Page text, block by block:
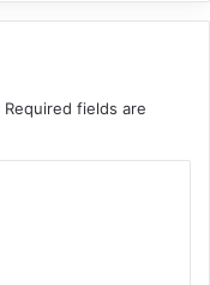
Required fields are